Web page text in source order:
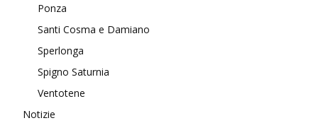
Ponza
Santi Cosma e Damiano
Sperlonga
Spigno Saturnia
Ventotene
Notizie